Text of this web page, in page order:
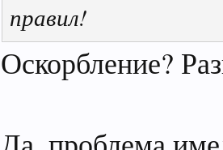
правил!
Оскорбление?